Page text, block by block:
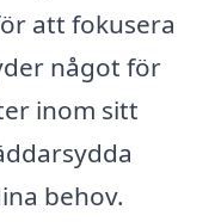
att fokusera
något för
inom sitt
behov.